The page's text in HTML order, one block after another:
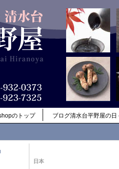
のトップ ブログ清水台平野屋の日
日本